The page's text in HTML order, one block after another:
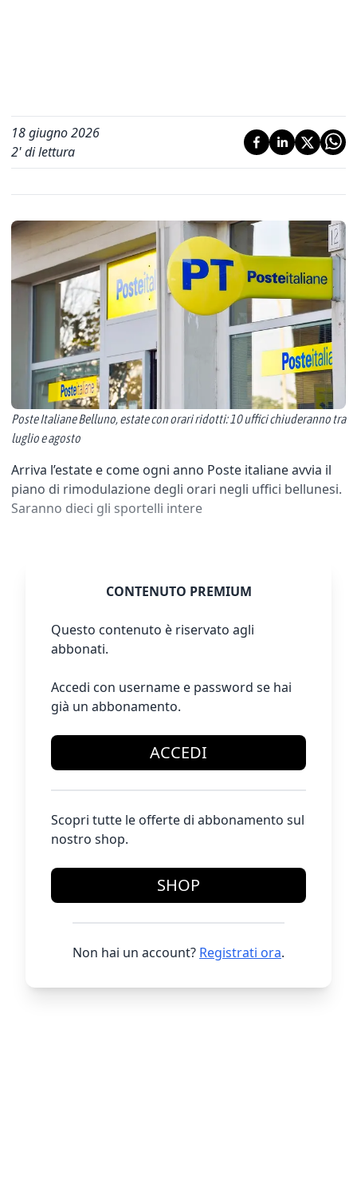
18 giugno 2026
2' di lettura
Poste Italiane Belluno, estate con orari ridotti: 10 uffici chiuderanno tra
luglio e agosto
Arriva l’estate e come ogni anno Poste italiane avvia il
piano di rimodulazione degli orari negli uffici bellunesi.
Saranno dieci gli sportelli intere
CONTENUTO PREMIUM
Questo contenuto è riservato agli
abbonati.
Accedi con username e password se hai
già un abbonamento.
ACCEDI
Scopri tutte le offerte di abbonamento sul
nostro shop.
SHOP
Non hai un account? Registrati ora.